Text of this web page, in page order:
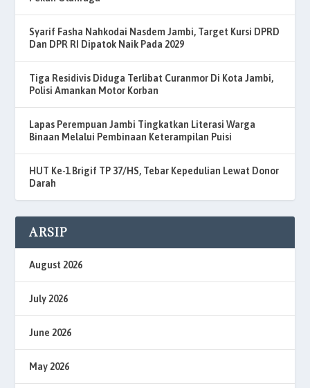
Syarif Fasha Nahkodai Nasdem Jambi, Target Kursi DPRD
Dan DPR RI Dipatok Naik Pada 2029
Tiga Residivis Diduga Terlibat Curanmor Di Kota Jambi,
Polisi Amankan Motor Korban
Lapas Perempuan Jambi Tingkatkan Literasi Warga
Binaan Melalui Pembinaan Keterampilan Puisi
HUT Ke-1 Brigif TP 37/HS, Tebar Kepedulian Lewat Donor
Darah
ARSIP
August 2026
July 2026
June 2026
May 2026